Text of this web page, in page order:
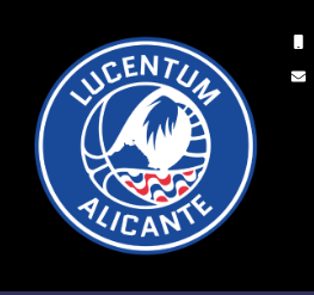
contenido